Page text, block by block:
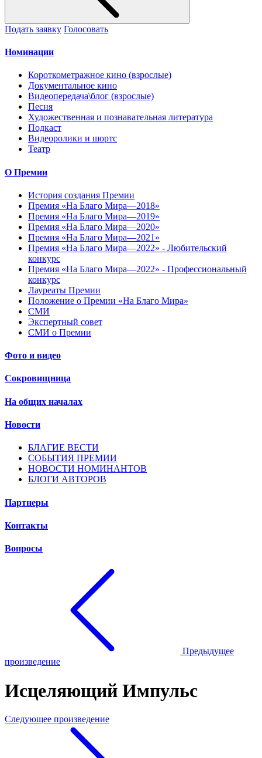
Подать заявку Голосовать
Номинации
Короткометражное кино (взрослые)
Документальное кино
Видеопередача\блог (взрослые)
Песня
Художественная и познавательная литература
Подкаст
Видеоролики и шортс
Театр
О Премии
История создания Премии
Премия «На Благо Мира—2018»
Премия «На Благо Мира—2019»
Премия «На Благо Мира—2020»
Премия «На Благо Мира—2021»
Премия «На Благо Мира—2022» - Любительский
конкурс
Премия «На Благо Мира—2022» - Профессиональный
конкурс
Лауреаты Премии
Положение о Премии «На Благо Мира»
СМИ
Экспертный совет
СМИ о Премии
Фото и видео
Сокровищница
На общих началах
Новости
БЛАГИЕ ВЕСТИ
СОБЫТИЯ ПРЕМИИ
НОВОСТИ НОМИНАНТОВ
БЛОГИ АВТОРОВ
Партнеры
Контакты
Вопросы
Предыдущее
произведение
Исцеляющий Импульс
Следующее произведение